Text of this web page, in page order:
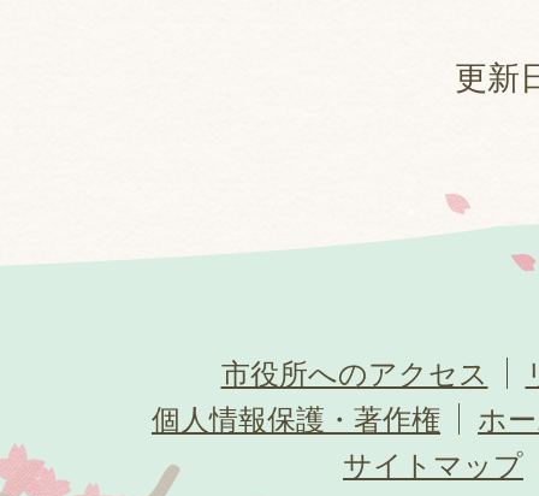
更新
市役所へのアクセス
個人情報保護・著作権
ホ
サイトマップ